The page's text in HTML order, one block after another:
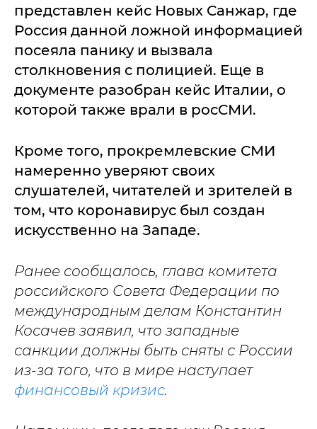
представлен кейс Новых Санжар, где
Россия данной ложной информацией
посеяла панику и вызвала
столкновения с полицией. Еще в
документе разобран кейс Италии, о
которой также врали в росСМИ.
Кроме того, прокремлевские СМИ
намеренно уверяют своих
слушателей, читателей и зрителей в
том, что коронавирус был создан
искусственно на Западе.
Ранее сообщалось, глава комитета
российского Совета Федерации по
международным делам Константин
Косачев заявил, что западные
санкции должны быть сняты с России
из-за того, что в мире наступает
финансовый кризис.